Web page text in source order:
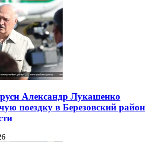
Александр Лукашенко
поездку в Березовский район